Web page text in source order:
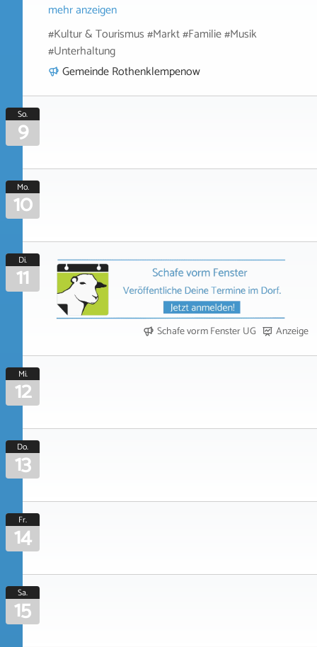
mehr anzeigen
#Kultur & Tourismus #Markt #Familie #Musik
#Unterhaltung
Gemeinde Rothenklempenow
So.
9
Mo.
10
Di.
11
Schafe vorm Fenster UG Anzeige
Mi.
12
Do.
13
Fr.
14
Sa.
15